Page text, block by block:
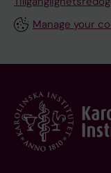
Manage your